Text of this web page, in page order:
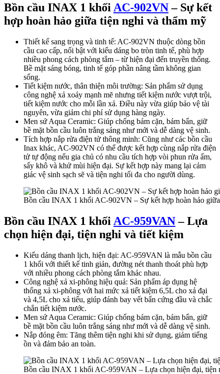
Bồn cầu INAX 1 khối AC-902VN– Sự kết
hợp hoàn hảo giữa tiện nghi và thẩm mỹ
Thiết kế sang trọng và tinh tế: AC-902VN thuộc dòng bồn
cầu cao cấp, nổi bật với kiểu dáng bo tròn tinh tế, phù hợp
nhiều phong cách phòng tắm – từ hiện đại đến truyền thống.
Bề mặt sáng bóng, tinh tế góp phần nâng tầm không gian
sống.
Tiết kiệm nước, thân thiện môi trường: Sản phẩm sử dụng
công nghệ xả xoáy mạnh mẽ nhưng tiết kiệm nước vượt trội,
tiết kiệm nước cho mỗi lần xả. Điều này vừa giúp bảo vệ tài
nguyên, vừa giảm chi phí sử dụng hàng ngày.
Men sứ Aqua Ceramic: Giúp chống bám cặn, bám bẩn, giữ
bề mặt bồn cầu luôn trắng sáng như mới và dễ dàng vệ sinh.
Tích hợp nắp rửa điện tử thông minh: Cũng như các bồn cầu
Inax khác, AC-902VN có thể được kết hợp cùng nắp rửa điện
tử tự động nếu gia chủ có nhu cầu tích hợp vòi phun rửa ấm,
sấy khô và khử mùi hiện đại. Sự kết hợp này mang lại cảm
giác vệ sinh sạch sẽ và tiện nghi tối đa cho người dùng.
Bồn cầu INAX 1 khối AC-902VN – Sự kết hợp hoàn hảo
Bồn cầu INAX 1 khối AC-959VAN– Lựa
chọn hiện đại, tiện nghi và tiết kiệm
Kiểu dáng thanh lịch, hiện đại: AC-959VAN là mẫu bồn cầu
1 khối với thiết kế tinh giản, đường nét thanh thoát phù hợp
với nhiều phong cách phòng tắm khác nhau.
Công nghệ xả xi-phông hiệu quả: Sản phẩm áp dụng hệ
thống xả xi-phông với hai mức xả tiết kiệm 6,5L cho xả đại
và 4,5L cho xả tiểu, giúp đánh bay vết bẩn cứng đầu và chắc
chắn tiết kiệm nước.
Men sứ Aqua Ceramic: Giúp chống bám cặn, bám bẩn, giữ
bề mặt bồn cầu luôn trắng sáng như mới và dễ dàng vệ sinh.
Nắp đóng êm: Tăng thêm tiện nghi khi sử dụng, giảm tiếng
ồn và đảm bảo an toàn.
Bồn cầu INAX 1 khối AC-959VAN – Lựa chọn hiện đại, tiện